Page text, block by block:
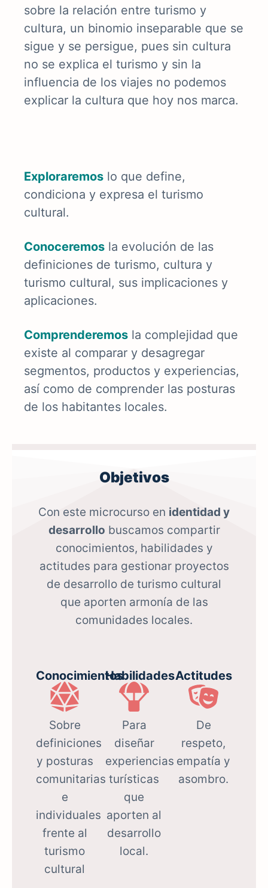
sobre la relación entre turismo y
cultura, un binomio inseparable que se
sigue y se persigue, pues sin cultura
no se explica el turismo y sin la
influencia de los viajes no podemos
explicar la cultura que hoy nos marca.
Exploraremos lo que define,
condiciona y expresa el turismo
cultural.
Conoceremos la evolución de las
definiciones de turismo, cultura y
turismo cultural, sus implicaciones y
aplicaciones.
Comprenderemos la complejidad que
existe al comparar y desagregar
segmentos, productos y experiencias,
así como de comprender las posturas
de los habitantes locales.
Objetivos
Con este microcurso en identidad y
desarrollo buscamos compartir
conocimientos, habilidades y
actitudes para gestionar proyectos
de desarrollo de turismo cultural
que aporten armonía de las
comunidades locales.
Conocimientos
Sobre
definiciones
y posturas
comunitarias
e
individuales
frente al
turismo
cultural
Habilidades
Para
diseñar
experiencias
turísticas
que
aporten al
desarrollo
local.
Actitudes
De
respeto,
empatía y
asombro.